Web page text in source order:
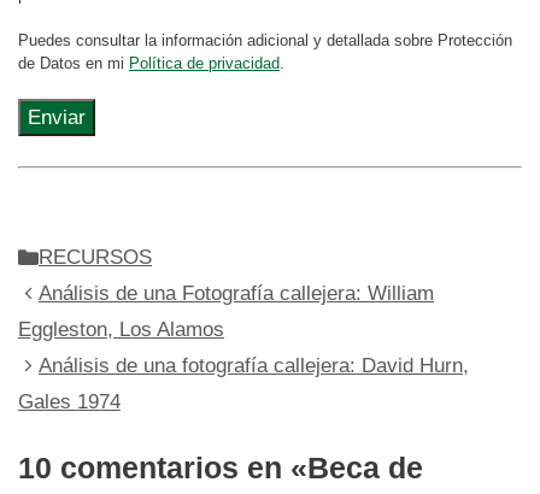
Puedes consultar la información adicional y detallada sobre Protección
de Datos en mi Política de privacidad.
Categorías
RECURSOS
Análisis de una Fotografía callejera: William
Eggleston, Los Alamos
Análisis de una fotografía callejera: David Hurn,
Gales 1974
10 comentarios en «Beca de